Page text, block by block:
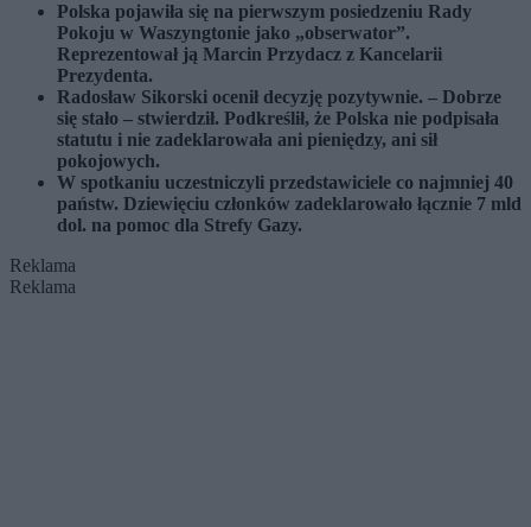
Polska pojawiła się na pierwszym posiedzeniu Rady
Pokoju w Waszyngtonie jako „obserwator”.
Reprezentował ją Marcin Przydacz z Kancelarii
Prezydenta.
Radosław Sikorski ocenił decyzję pozytywnie. – Dobrze
się stało – stwierdził. Podkreślił, że Polska nie podpisała
statutu i nie zadeklarowała ani pieniędzy, ani sił
pokojowych.
W spotkaniu uczestniczyli przedstawiciele co najmniej 40
państw. Dziewięciu członków zadeklarowało łącznie 7 mld
dol. na pomoc dla Strefy Gazy.
Reklama
Reklama